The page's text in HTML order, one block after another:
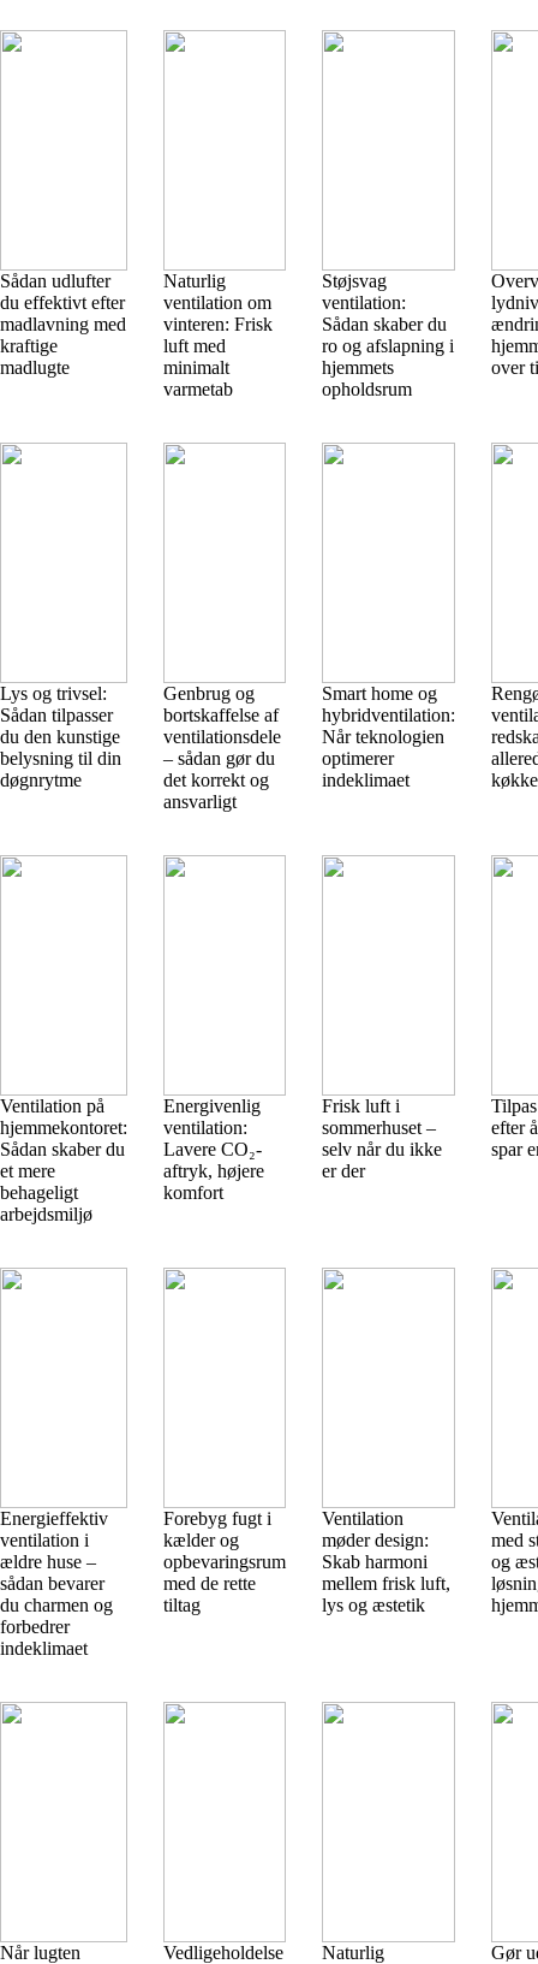
Sådan udlufter
du effektivt efter
madlavning med
kraftige
madlugte
Naturlig
ventilation om
vinteren: Frisk
luft med
minimalt
varmetab
Støjsvag
ventilation:
Sådan skaber du
ro og afslapning i
hjemmets
opholdsrum
over
Lys og trivsel:
Sådan tilpasser
du den kunstige
belysning til din
døgnrytme
Genbrug og
bortskaffelse af
ventilationsdele
– sådan gør du
det korrekt og
ansvarligt
Smart home og
hybridventilation:
Når teknologien
optimerer
indeklimaet
Ventilation på
hjemmekontoret:
Sådan skaber du
et mere
behageligt
arbejdsmiljø
Energivenlig
ventilation:
Lavere CO₂-
aftryk, højere
komfort
Frisk luft i
sommerhuset –
selv når du ikke
er der
efter
spar
Energieffektiv
ventilation i
ældre huse –
sådan bevarer
du charmen og
forbedrer
indeklimaet
Forebyg fugt i
kælder og
opbevaringsrum
med de rette
tiltag
Ventilation
møder design:
Skab harmoni
mellem frisk luft,
lys og æstetik
med
og
Når lugten
Vedligeholdelse
Naturlig
Gør